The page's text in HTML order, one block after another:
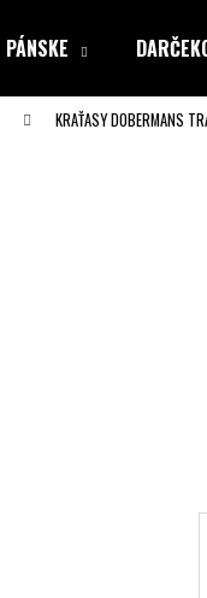
PÁNSKE
KRAŤASY DOBERMANS